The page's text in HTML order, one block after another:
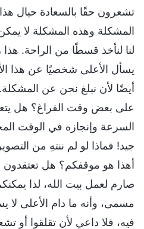
تشعرون حقًا بالسعادة حيال
المشكلة وهذه المشكلة لا
لنا لنأخذ قسطًا من الراحة.
يسأل الأعلى شخصيًا عن هذا
أيضًا لأن نبلغ نحن عن
على بعض وقت الفراغ؟ هل
السرعة وإنجازه في الوقت
جيد! فماذا لو لم ننتهِ من
أهذا هو موقفكم؟ هل تعتقدون
صارم لعمل بيت الله، لذا
مسمى، وأنه ما دام الأعلى لا
فيه، فلا داعي لأن تقلقوا أو